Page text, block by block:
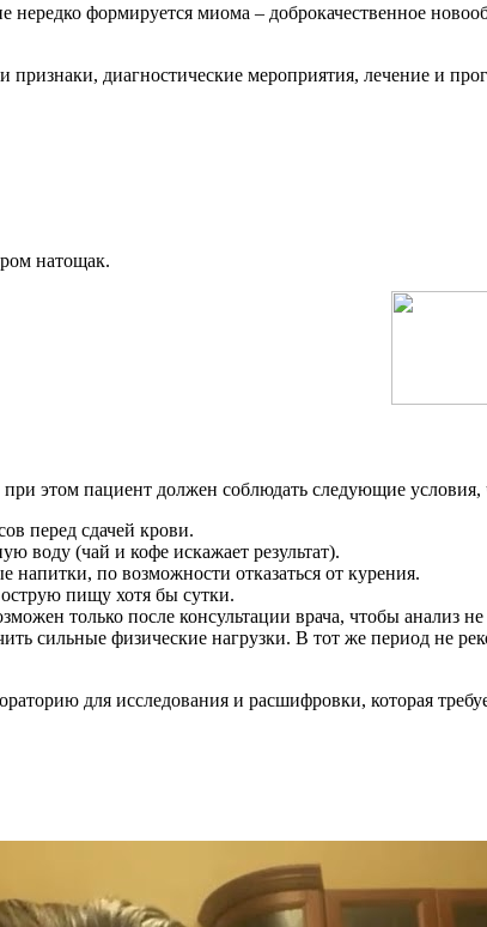
формируется миома – доброкачественное
признаки, диагностические мероприятия, лечение и
натощак.
этом пациент должен соблюдать следующие условия,
перед сдачей крови.
воду (чай и кофе искажает результат).
напитки, по возможности отказаться от курения.
пищу хотя бы сутки.
только после консультации врача, чтобы анализ
сильные физические нагрузки. В тот же период не
для исследования и расшифровки, которая